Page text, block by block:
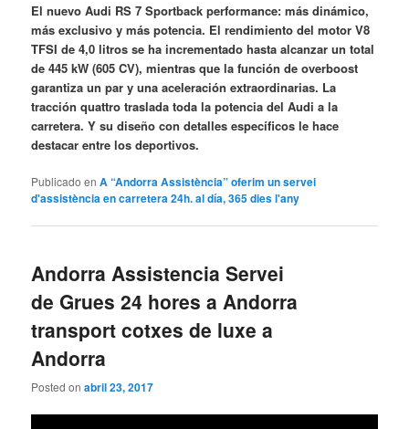
El nuevo Audi RS 7 Sportback performance: más dinámico,
más exclusivo y más potencia. El rendimiento del motor V8
TFSI de 4,0 litros se ha incrementado hasta alcanzar un total
de 445 kW (605 CV), mientras que la función de overboost
garantiza un par y una aceleración extraordinarias. La
tracción quattro traslada toda la potencia del Audi a la
carretera. Y su diseño con detalles específicos le hace
destacar entre los deportivos.
Publicado en A “Andorra Assistència” oferim un servei
d'assistència en carretera 24h. al día, 365 dies l'any
Andorra Assistencia Servei
de Grues 24 hores a Andorra
transport cotxes de luxe a
Andorra
Posted onabril 23, 2017